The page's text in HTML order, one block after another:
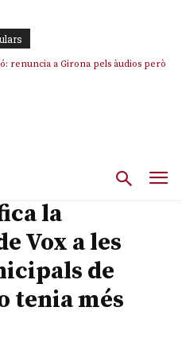
renuncia a Girona pels àudios però
la
Vox a les
de
tenia més